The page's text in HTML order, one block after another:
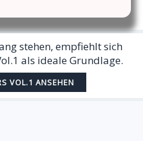
stehen, empfiehlt sich
als ideale Grundlage.
VOL.1 ANSEHEN